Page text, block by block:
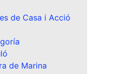
de Casa i Acció
de Marina